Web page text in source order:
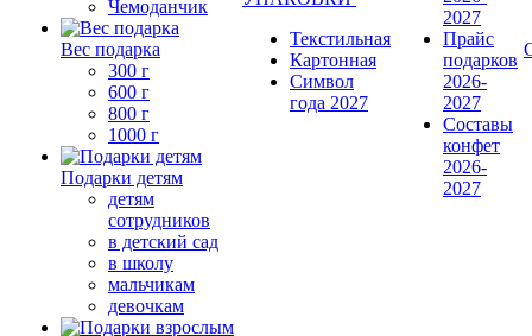
Чемоданчик
Вес подарка
300 г
600 г
800 г
1000 г
Подарки детям
детям
сотрудников
в детский сад
в школу
мальчикам
девочкам
Текстильная
Картонная
Символ
года 2027
2027
Прайс
подарков
2026-
2027
Составы
конфет
2026-
2027